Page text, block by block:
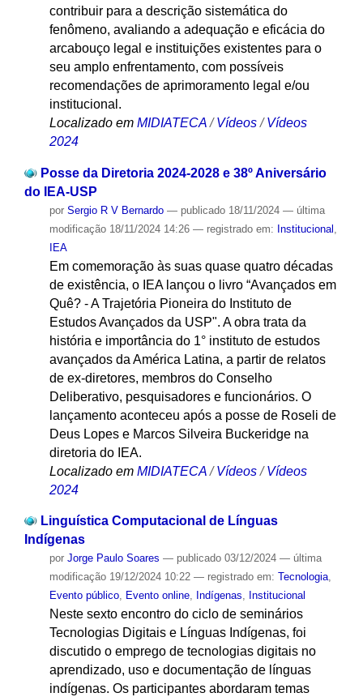
contribuir para a descrição sistemática do
fenômeno, avaliando a adequação e eficácia do
arcabouço legal e instituições existentes para o
seu amplo enfrentamento, com possíveis
recomendações de aprimoramento legal e/ou
institucional.
Localizado em MIDIATECA /Vídeos /Vídeos
2024
Posse da Diretoria 2024-2028 e 38º Aniversário
do IEA-USP
por Sergio R V Bernardo — publicado18/11/2024 — última
modificação18/11/2024 14:26 — registrado em: Institucional
IEA
Em comemoração às suas quase quatro décadas
de existência, o IEA lançou o livro “Avançados em
Quê? - A Trajetória Pioneira do Instituto de
Estudos Avançados da USP". A obra trata da
história e importância do 1° instituto de estudos
avançados da América Latina, a partir de relatos
de ex-diretores, membros do Conselho
Deliberativo, pesquisadores e funcionários. O
lançamento aconteceu após a posse de Roseli de
Deus Lopes e Marcos Silveira Buckeridge na
diretoria do IEA.
Localizado em MIDIATECA /Vídeos /Vídeos
2024
Linguística Computacional de Línguas
Indígenas
por Jorge Paulo Soares — publicado03/12/2024 — última
modificação19/12/2024 10:22 — registrado em: Tecnologia,
Evento público, Evento online, Indígenas, Institucional
Neste sexto encontro do ciclo de seminários
Tecnologias Digitais e Línguas Indígenas, foi
discutido o emprego de tecnologias digitais no
aprendizado, uso e documentação de línguas
indígenas. Os participantes abordaram temas